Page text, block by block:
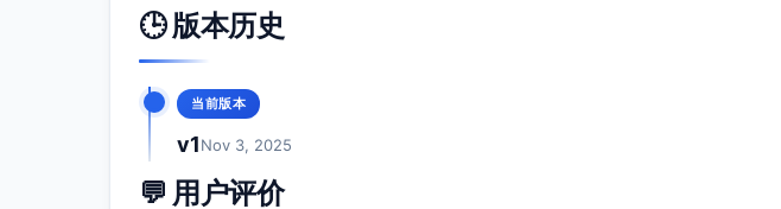
🕒 版本历史
当前版本
v1Nov 3, 2025
💬 用户评价